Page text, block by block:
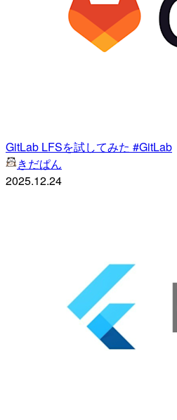
GitLab LFSを試してみた #GitLab
きだぱん
2025.12.24